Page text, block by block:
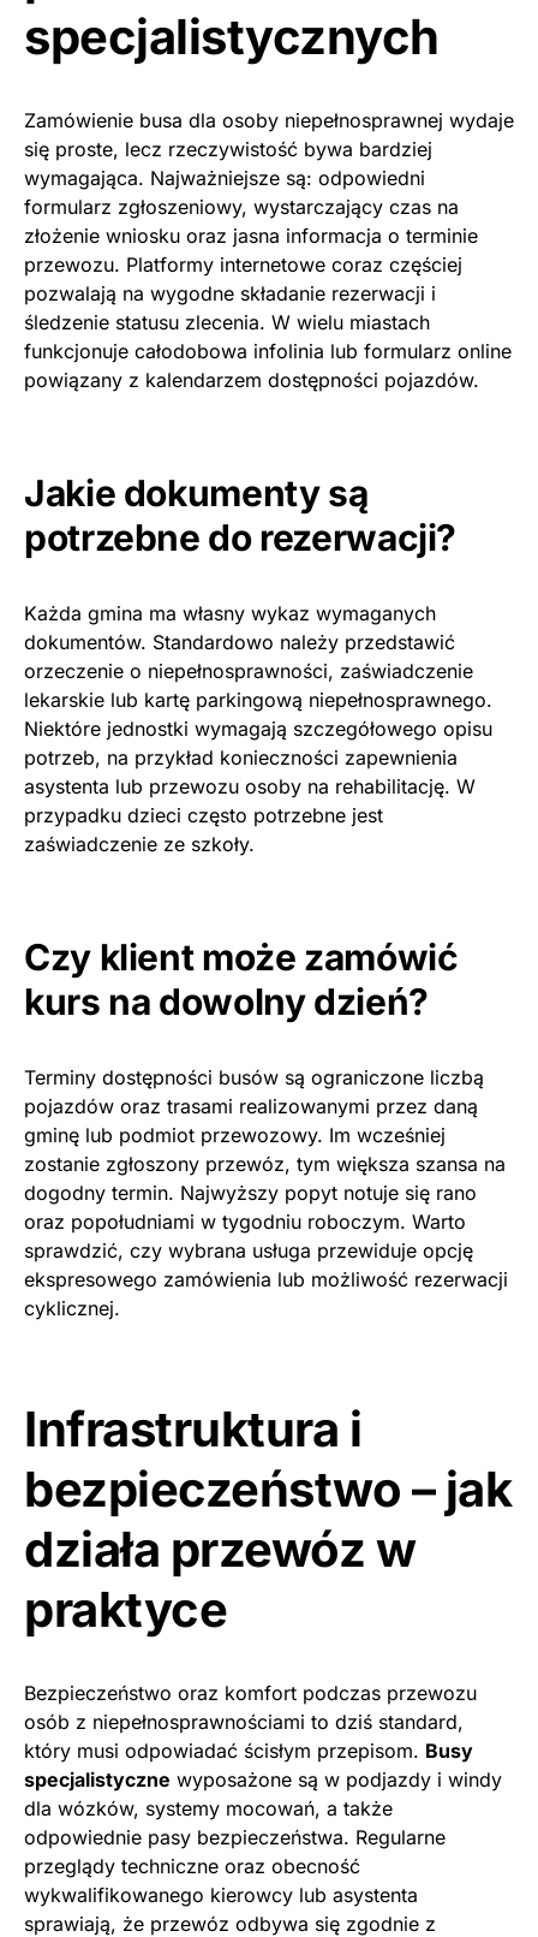
specjalistycznych
Zamówienie busa dla osoby niepełnosprawnej wydaje
się proste, lecz rzeczywistość bywa bardziej
wymagająca. Najważniejsze są: odpowiedni
formularz zgłoszeniowy, wystarczający czas na
złożenie wniosku oraz jasna informacja o terminie
przewozu. Platformy internetowe coraz częściej
pozwalają na wygodne składanie rezerwacji i
śledzenie statusu zlecenia. W wielu miastach
funkcjonuje całodobowa infolinia lub formularz online
powiązany z kalendarzem dostępności pojazdów.
Jakie dokumenty są
potrzebne do rezerwacji?
Każda gmina ma własny wykaz wymaganych
dokumentów. Standardowo należy przedstawić
orzeczenie o niepełnosprawności, zaświadczenie
lekarskie lub kartę parkingową niepełnosprawnego.
Niektóre jednostki wymagają szczegółowego opisu
potrzeb, na przykład konieczności zapewnienia
asystenta lub przewozu osoby na rehabilitację. W
przypadku dzieci często potrzebne jest
zaświadczenie ze szkoły.
Czy klient może zamówić
kurs na dowolny dzień?
Terminy dostępności busów są ograniczone liczbą
pojazdów oraz trasami realizowanymi przez daną
gminę lub podmiot przewozowy. Im wcześniej
zostanie zgłoszony przewóz, tym większa szansa na
dogodny termin. Najwyższy popyt notuje się rano
oraz popołudniami w tygodniu roboczym. Warto
sprawdzić, czy wybrana usługa przewiduje opcję
ekspresowego zamówienia lub możliwość rezerwacji
cyklicznej.
Infrastruktura i
bezpieczeństwo – jak
działa przewóz w
praktyce
Bezpieczeństwo oraz komfort podczas przewozu
osób z niepełnosprawnościami to dziś standard,
który musi odpowiadać ścisłym przepisom. Busy
specjalistyczne wyposażone są w podjazdy i windy
dla wózków, systemy mocowań, a także
odpowiednie pasy bezpieczeństwa. Regularne
przeglądy techniczne oraz obecność
wykwalifikowanego kierowcy lub asystenta
sprawiają, że przewóz odbywa się zgodnie z